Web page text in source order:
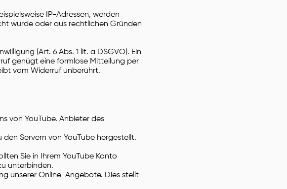
IP-Adressen, werden
wurde oder aus rechtlichen Gründen
(Art. 6 Abs. 1 lit. a DSGVO). Ein
genügt eine formlose Mitteilung per
vom Widerruf unberührt.
von YouTube. Anbieter des
Servern von YouTube hergestellt.
Sie in Ihrem YouTube Konto
unterbinden.
unserer Online-Angebote. Dies stellt